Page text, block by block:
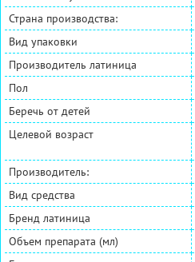
Страна производства:
Вид упаковки
Производитель латиница
Пол
Беречь от детей
Целевой возраст
Производитель:
Вид средства
Бренд латиница
Объем препарата (мл)